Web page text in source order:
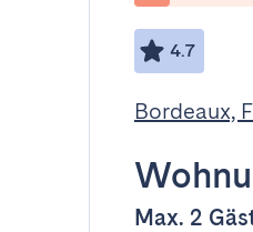
4.7
Bordeaux,
Max. 2